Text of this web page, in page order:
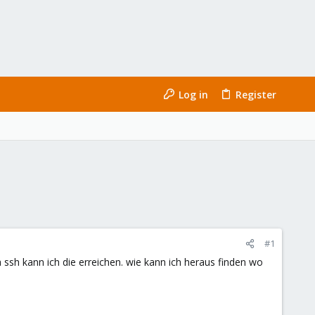
Log in Register
#1
kann ich die erreichen. wie kann ich heraus finden wo